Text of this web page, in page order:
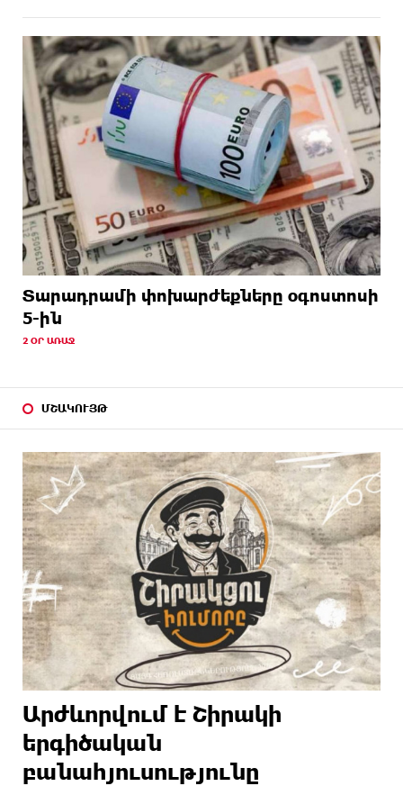
Տարադրամի փոխարժեքները օգոստոսի
5-ին
2 ՕՐ ԱՌԱՋ
ՄՇԱԿՈՒՅԹ
Արժևորվում է Շիրակի
երգիծական
բանահյուսությունը